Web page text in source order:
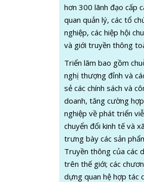
hơn 300 lãnh đạo cấp
quan quản lý, các tổ
nghiệp, các hiệp hội
và giới truyền thông
Triển lãm bao gồm
nghị thượng đỉnh và
sẻ các chính sách và
doanh, tăng cường
nghiệp về phát triển
chuyển đổi kinh tế và
trưng bày các sản
Truyền thông của các
trên thế giới; các
dựng quan hệ hợp tác